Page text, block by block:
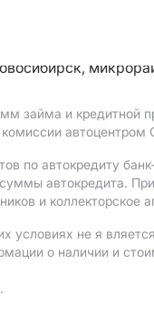
займа и
автоцентром
по автокредиту
автокредита.
и коллекторское
условиях не я
о наличии и